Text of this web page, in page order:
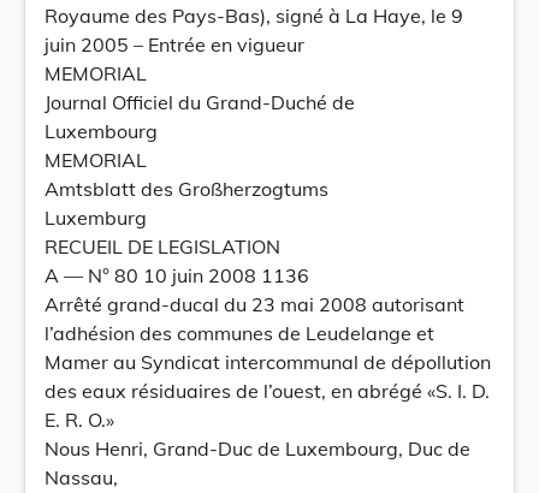
Royaume des Pays-Bas), signé à La Haye, le 9
juin 2005 – Entrée en vigueur
MEMORIAL
Journal Officiel du Grand-Duché de
Luxembourg
MEMORIAL
Amtsblatt des Großherzogtums
Luxemburg
RECUEIL DE LEGISLATION
A –– N° 80 10 juin 2008 1136
Arrêté grand-ducal du 23 mai 2008 autorisant
l’adhésion des communes de Leudelange et
Mamer au Syndicat intercommunal de dépollution
des eaux résiduaires de l’ouest, en abrégé «S. I. D.
E. R. O.»
Nous Henri, Grand-Duc de Luxembourg, Duc de
Nassau,